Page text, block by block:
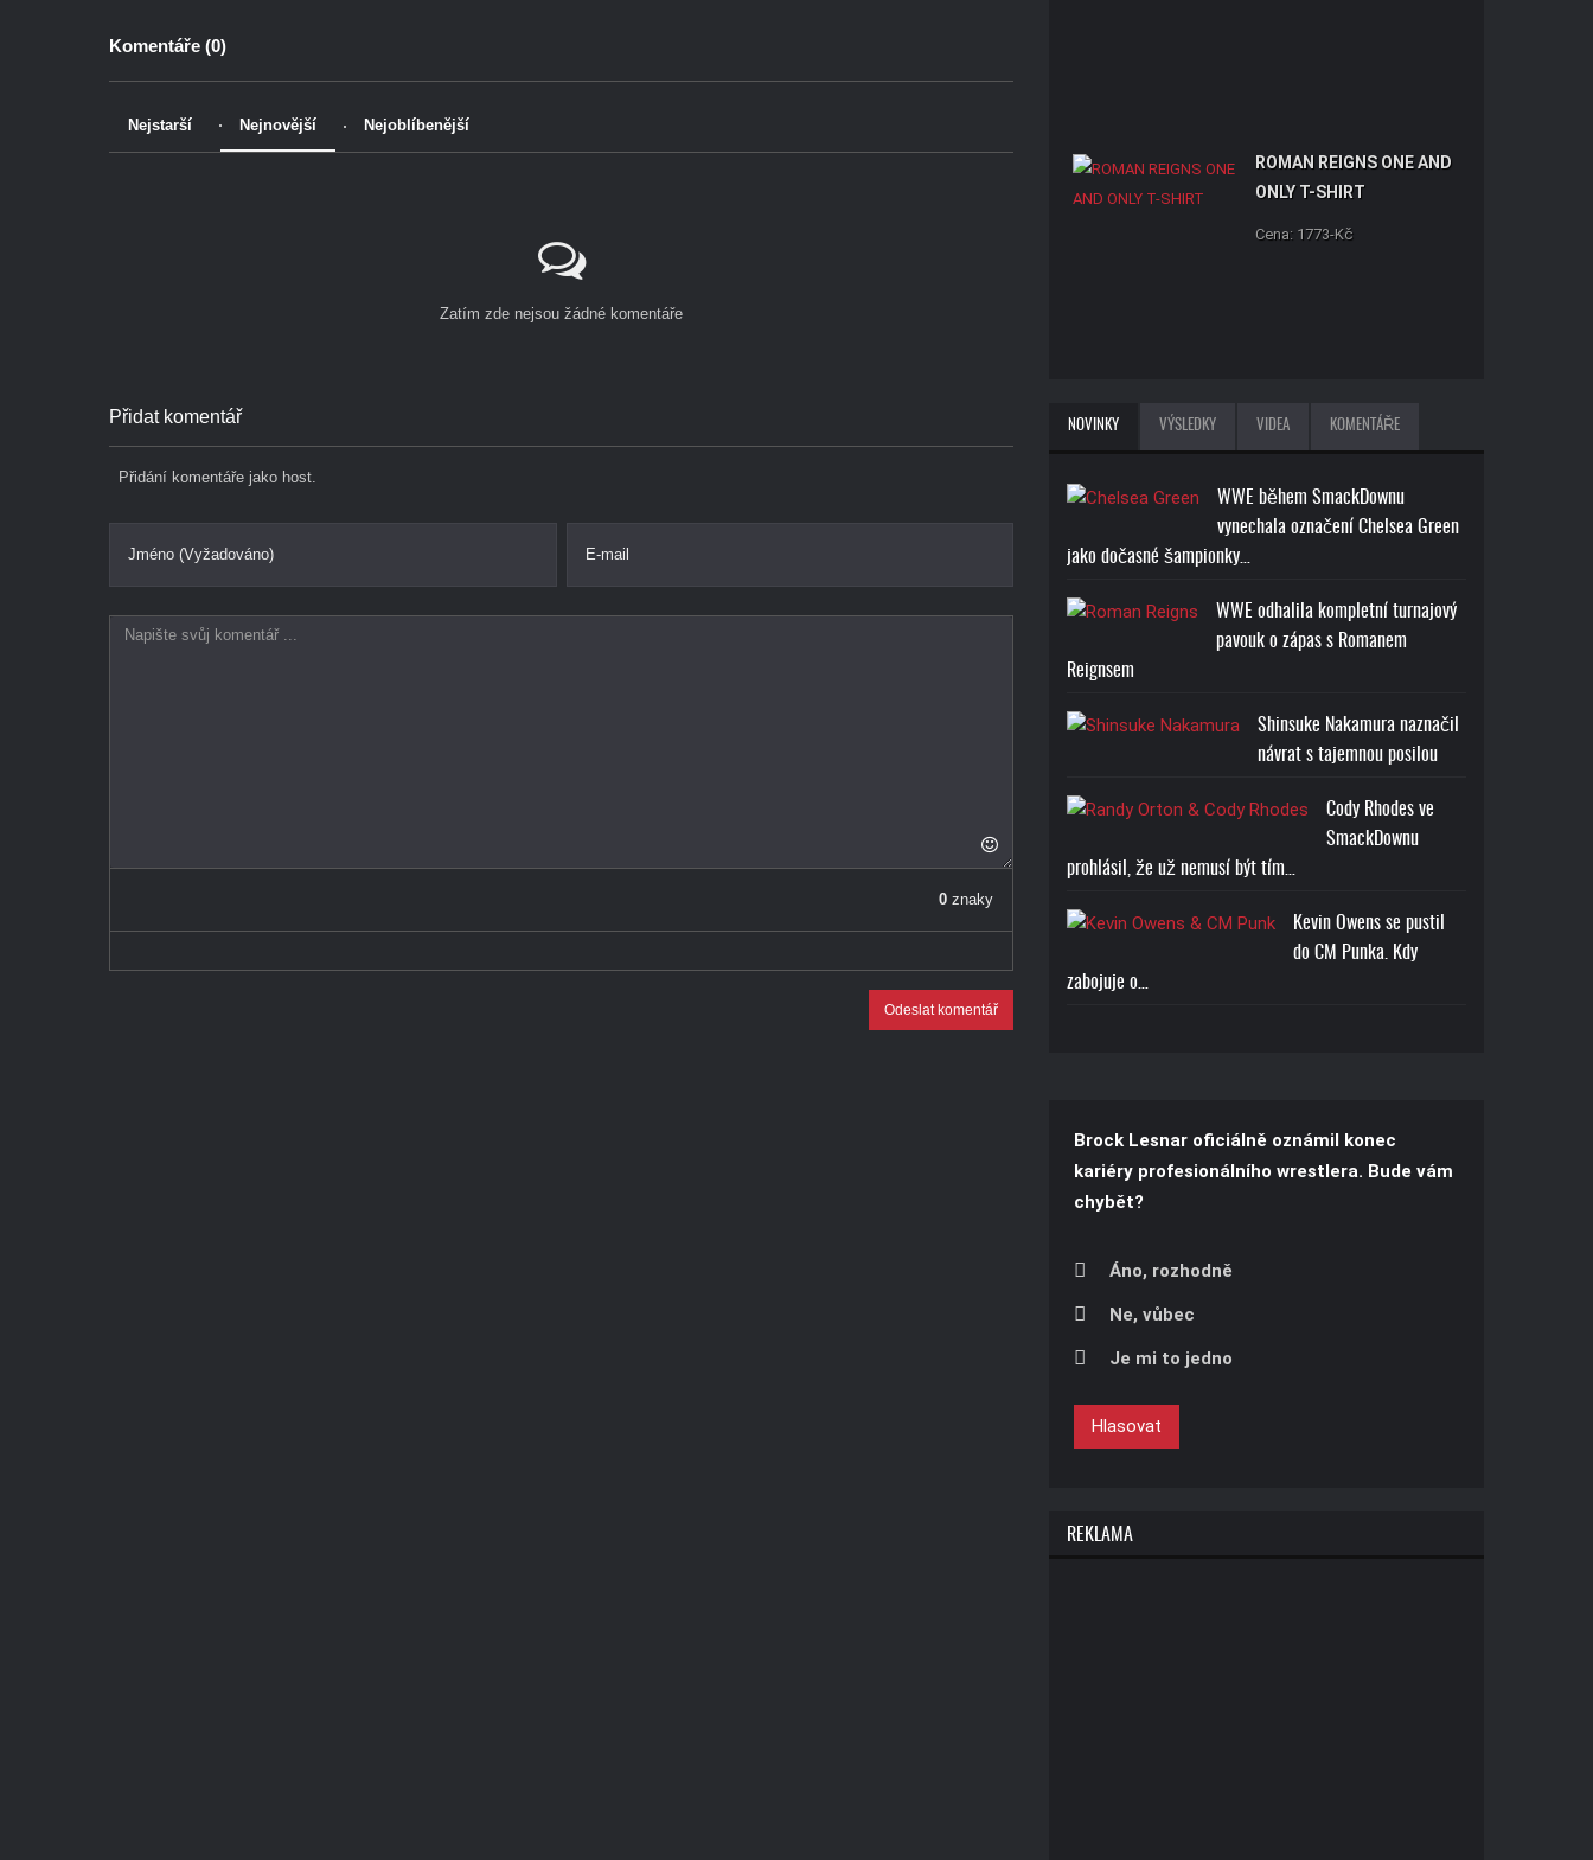
Komentáře (0)
Nejstarší Nejnovější Nejoblíbenější
Zatím zde nejsou žádné komentáře
Přidat komentář
Přidání komentáře jako host.
Jméno (Vyžadováno) E-mail
0 znaky
Odeslat komentář
ROMAN REIGNS ONE AND
ONLY T-SHIRT
Cena: 1773-Kč
NOVINKY VÝSLEDKY VIDEA KOMENTÁŘE
WWE během SmackDownu
vynechala označení Chelsea Green
jako dočasné šampionky…
WWE odhalila kompletní turnajový
pavouk o zápas s Romanem
Reignsem
Shinsuke Nakamura naznačil
návrat s tajemnou posilou
Cody Rhodes ve
SmackDownu
prohlásil, že už nemusí být tím…
Kevin Owens se pustil
do CM Punka. Kdy
zabojuje o…
Brock Lesnar oficiálně oznámil konec
kariéry profesionálního wrestlera. Bude vám
chybět?
Áno, rozhodně
Ne, vůbec
Je mi to jedno
Hlasovat
REKLAMA